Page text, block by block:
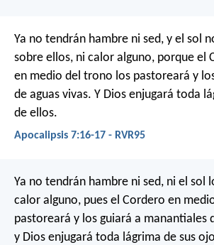
Ya no tendrán hambre ni sed, y el sol
sobre ellos, ni calor alguno, porque el
en medio del trono los pastoreará y
de aguas vivas. Y Dios enjugará toda
de ellos.
Apocalipsis 7:16-17 - RVR95
Ya no tendrán hambre ni sed, ni el sol
calor alguno, pues el Cordero en
pastoreará y los guiará a manantiales
y Dios enjugará toda lágrima de sus